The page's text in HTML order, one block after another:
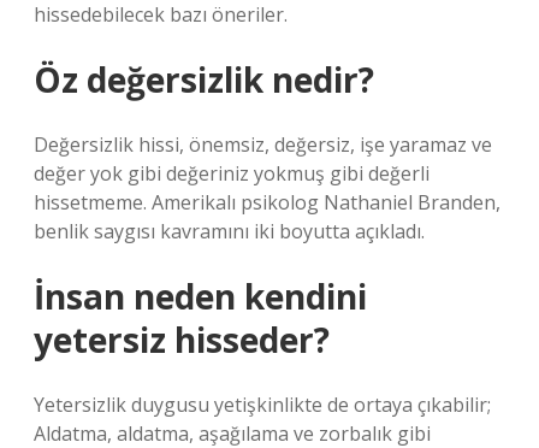
hissedebilecek bazı öneriler.
Öz değersizlik nedir?
Değersizlik hissi, önemsiz, değersiz, işe yaramaz ve
değer yok gibi değeriniz yokmuş gibi değerli
hissetmeme. Amerikalı psikolog Nathaniel Branden,
benlik saygısı kavramını iki boyutta açıkladı.
İnsan neden kendini
yetersiz hisseder?
Yetersizlik duygusu yetişkinlikte de ortaya çıkabilir;
Aldatma, aldatma, aşağılama ve zorbalık gibi